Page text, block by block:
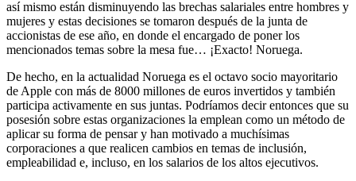
así mismo están disminuyendo las brechas salariales entre hombres y
mujeres y estas decisiones se tomaron después de la junta de
accionistas de ese año, en donde el encargado de poner los
mencionados temas sobre la mesa fue… ¡Exacto! Noruega.
De hecho, en la actualidad Noruega es el octavo socio mayoritario
de Apple con más de 8000 millones de euros invertidos y también
participa activamente en sus juntas. Podríamos decir entonces que su
posesión sobre estas organizaciones la emplean como un método de
aplicar su forma de pensar y han motivado a muchísimas
corporaciones a que realicen cambios en temas de inclusión,
empleabilidad e, incluso, en los salarios de los altos ejecutivos.